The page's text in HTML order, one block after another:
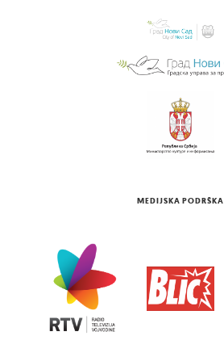
MEDIJSKA PODRŠKA